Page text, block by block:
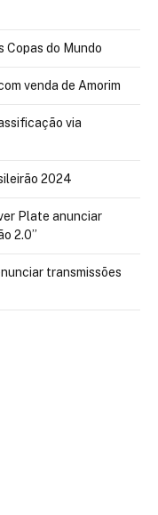
Copas do Mundo
venda de Amorim
via
2024
Plate anunciar
2.0”
transmissões